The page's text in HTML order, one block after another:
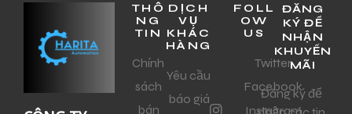
THÔ
NG
TIN
Chính
sách
bán
DỊCH
VỤ
KHÁC
HÀNG
Yêu cầu
báo giá
FOLL
OW
US
Twitter
Facebook
Instagram
ĐĂNG
KÝ ĐỂ
NHẬN
KHUYẾN
MÃI
Đăng ký để